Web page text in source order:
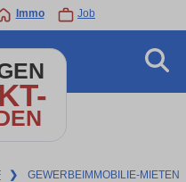
Immo Job
❯ GEWERBEIMMOBILIE-MIETEN